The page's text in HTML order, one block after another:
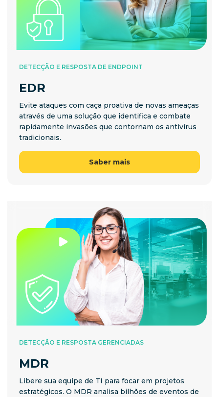
DETECÇÃO E RESPOSTA DE ENDPOINT
EDR
Evite ataques com caça proativa de novas ameaças
através de uma solução que identifica e combate
rapidamente invasões que contornam os antivírus
tradicionais.
Saber mais
DETECÇÃO E RESPOSTA GERENCIADAS
MDR
Libere sua equipe de TI para focar em projetos
estratégicos. O MDR analisa bilhões de eventos de